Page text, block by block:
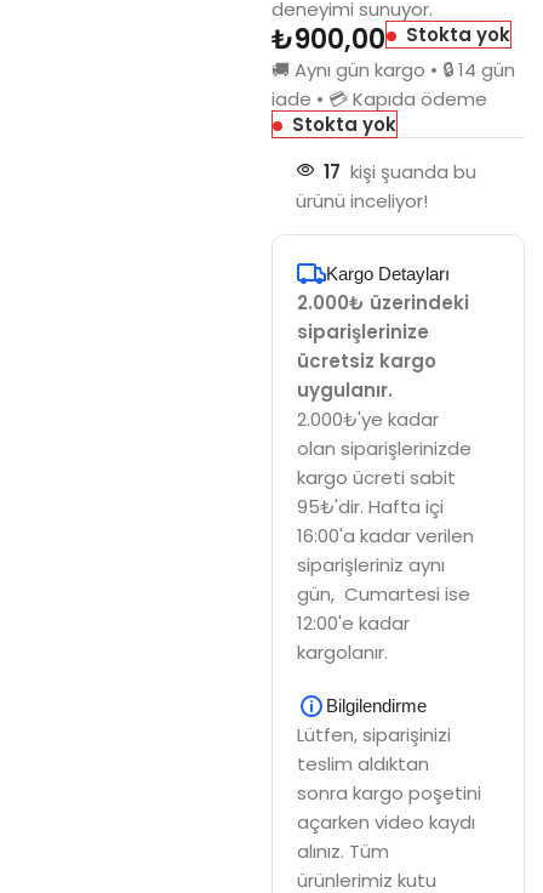
deneyimi sunuyor.
₺900,00
Stokta yok
🚚 Aynı gün kargo • 🔒 14 gün
iade • 💳 Kapıda ödeme
Stokta yok
17 kişi şuanda bu
ürünü inceliyor!
Kargo Detayları
2.000₺ üzerindeki
siparişlerinize
ücretsiz kargo
uygulanır.
2.000₺'ye kadar
olan siparişlerinizde
kargo ücreti sabit
95₺'dir. Hafta içi
16:00'a kadar verilen
siparişleriniz aynı
gün, Cumartesi ise
12:00'e kadar
kargolanır.
Bilgilendirme
Lütfen, siparişinizi
teslim aldıktan
sonra kargo poşetini
açarken video kaydı
alınız. Tüm
ürünlerimiz kutu